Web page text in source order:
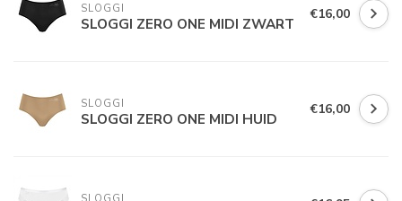
SLOGGI
SLOGGI ZERO ONE MIDI ZWART €16,00
SLOGGI
SLOGGI ZERO ONE MIDI HUID €16,00